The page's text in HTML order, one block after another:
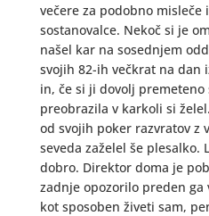
večere za podobno
sostanovalce. Nekoč si je
našel kar na sosednjem
svojih 82-ih večkrat na dan
in, če si ji dovolj
preobrazila v karkoli si
od svojih poker razvratov z
seveda zaželel še plesalko.
dobro. Direktor doma je
zadnje opozorilo preden ga
kot sposoben živeti sam,